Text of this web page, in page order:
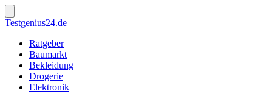
Zum
Inhalt
springen
Suche
ein-/ausblenden
Testgenius24.de
Ratgeber
Baumarkt
Bekleidung
Drogerie
Elektronik